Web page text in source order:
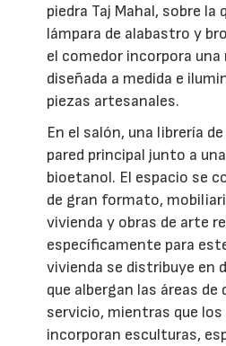
piedra Taj Mahal, sobre la
lámpara de alabastro y
el comedor incorpora una
diseñada a medida e
piezas artesanales.
En el salón, una librería
pared principal junto a
bioetanol. El espacio se
de gran formato,
vivienda y obras de arte
específicamente para
vivienda se distribuye en
que albergan las áreas
servicio, mientras que los
incorporan esculturas,